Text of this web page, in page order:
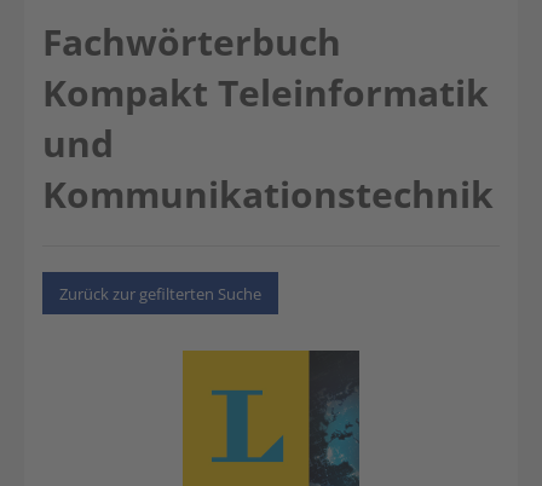
Fachwörterbuch
Kompakt Teleinformatik
und
Kommunikationstechnik
Zurück zur gefilterten Suche